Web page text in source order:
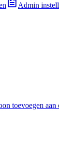
Admin
toevoegen aan